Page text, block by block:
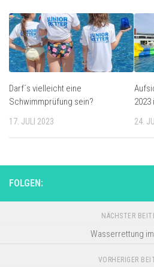
Darf´s vielleicht eine
Schwimmprüfung sein?
17. JULI 2023 24.
FOLGEN:
NÄCHSTER
Wasserrettung
VORHERIGER